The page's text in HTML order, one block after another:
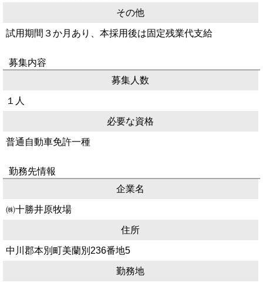
その他
試用期間３か月あり、本採用後は固定残業代支給
募集内容
募集人数
１人
必要な資格
普通自動車免許一種
勤務先情報
企業名
㈱十勝井原牧場
住所
中川郡本別町美蘭別236番地5
勤務地